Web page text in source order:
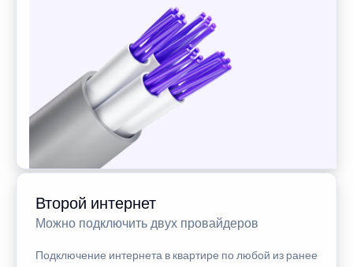
Второй интернет
Можно подключить двух провайдеров
Подключение интернета в квартире по любой из ранее